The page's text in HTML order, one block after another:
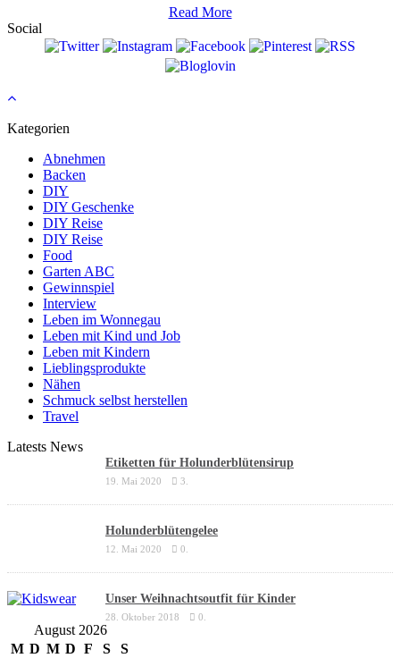
Read More
Social
Kategorien
Abnehmen
Backen
DIY
DIY Geschenke
DIY Reise
DIY Reise
Food
Garten ABC
Gewinnspiel
Interview
Leben im Wonnegau
Leben mit Kind und Job
Leben mit Kindern
Lieblingsprodukte
Nähen
Schmuck selbst herstellen
Travel
Latests News
Etiketten für Holunderblütensirup
19. Mai 2020 3.
Holunderblütengelee
12. Mai 2020 0.
Unser Weihnachtsoutfit für Kinder
28. Oktober 2018 0.
August 2026
M D M D F S
S